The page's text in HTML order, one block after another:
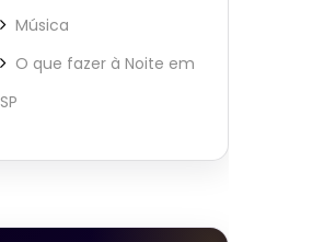
Música
O que fazer à Noite em
SP